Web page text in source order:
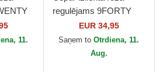
New
11.
regulējams 9FORTY
Beaded no New York
Yankees MLB no New
EUR 34,95
Saņem toOtrdiena, 11.
Aug.